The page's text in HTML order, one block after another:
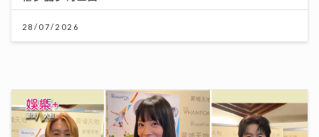
20/07/2026